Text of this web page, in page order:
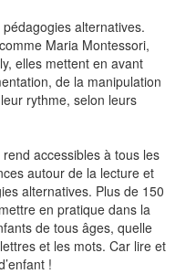
alternatives.
Maria Montessori,
elles mettent en avant
de la manipulation
rythme, selon leurs
accessibles à tous les
autour de la lecture et
alternatives. Plus de 150
en pratique dans la
de tous âges, quelle
et les mots. Car lire et
!